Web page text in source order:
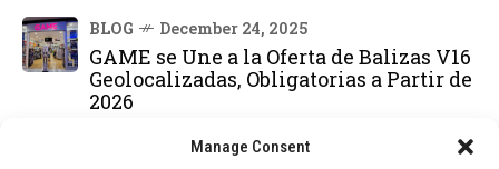
Manage Consent
BLOG December 24, 2025
GAME se Une a la Oferta de Balizas V16
Geolocalizadas, Obligatorias a Partir de
2026
December 24, 2025